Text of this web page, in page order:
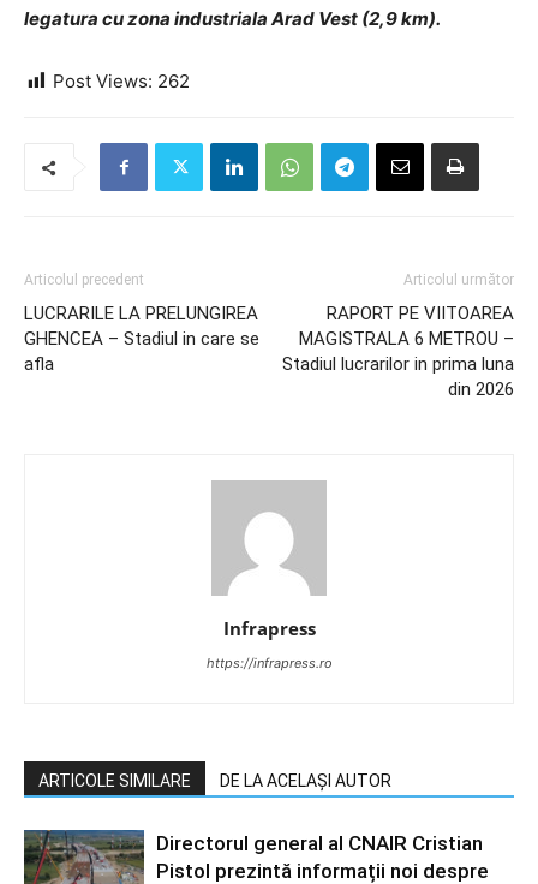
legatura cu zona industriala Arad Vest (2,9 km).
Post Views: 262
Articolul precedent
LUCRARILE LA PRELUNGIREA
GHENCEA – Stadiul in care se
afla
Articolul următor
RAPORT PE VIITOAREA
MAGISTRALA 6 METROU –
Stadiul lucrarilor in prima luna
din 2026
Infrapress
https://infrapress.ro
ARTICOLE SIMILARE DE LA ACELAȘI AUTOR
Directorul general al CNAIR Cristian
Pistol prezintă informații noi despre